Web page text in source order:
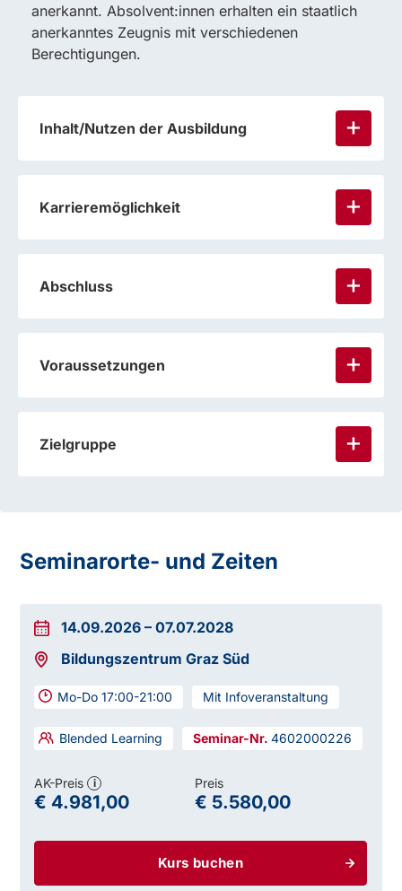
anerkannt. Absolvent:innen erhalten ein staatlich
anerkanntes Zeugnis mit verschiedenen
Berechtigungen.
Inhalt/Nutzen der Ausbildung
Ein positiver Abschluss der Schule ersetzt:
Ein positiver Abschluss ermöglicht:
Karrieremöglichkeit
Abschluss
Voraussetzungen
Zielgruppe
Seminarorte- und Zeiten
14.09.2026 –07.07.2028
Bildungszentrum Graz Süd
Mo-Do 17:00-21:00 Mit Infoveranstaltung
Blended Learning 4602000226
Kurs buchen
AK-Preis i
€ 4.981,00
Preis
€ 5.580,00